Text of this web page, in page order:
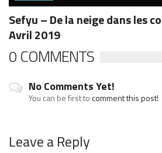
Sefyu – De la neige dans les
Avril 2019
0 COMMENTS
No Comments Yet!
You can be first tocomment this post!
Leave a Reply